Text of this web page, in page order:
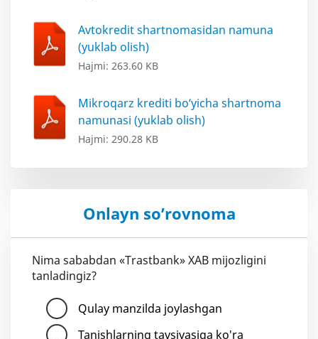
Avtokredit shartnomasidan namuna
(yuklab olish)
Hajmi: 263.60 KB
Mikroqarz krediti bo‘yicha shartnoma
namunasi (yuklab olish)
Hajmi: 290.28 KB
Onlayn so’rovnoma
Nima sababdan «Trastbank» XAB mijozligini
tanladingiz?
Qulay manzilda joylashgan
Tanishlarning tavsiyasiga ko'ra